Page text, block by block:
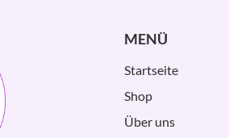
MENÜ
Startseite
Shop
Über uns